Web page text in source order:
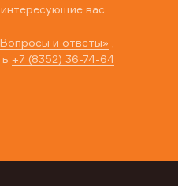
вас
и ответы»
+7 (8352) 36-74-64